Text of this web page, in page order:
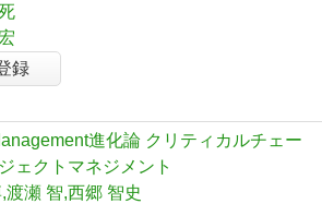
録
進化論 クリティカルチェー
ェクトマネジメント
渡瀬 智,西郷 智史